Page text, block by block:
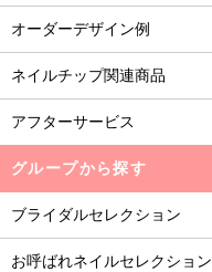
オーダーデザイン例
ネイルチップ関連商品
アフターサービス
グループから探す
ブライダルセレクション
お呼ばれネイルセレクション